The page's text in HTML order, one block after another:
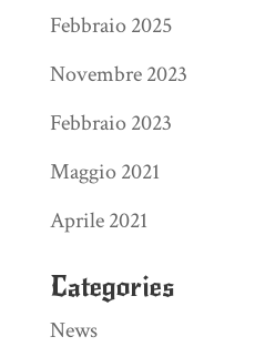
Febbraio 2025
Novembre 2023
Febbraio 2023
Maggio 2021
Aprile 2021
Categories
News